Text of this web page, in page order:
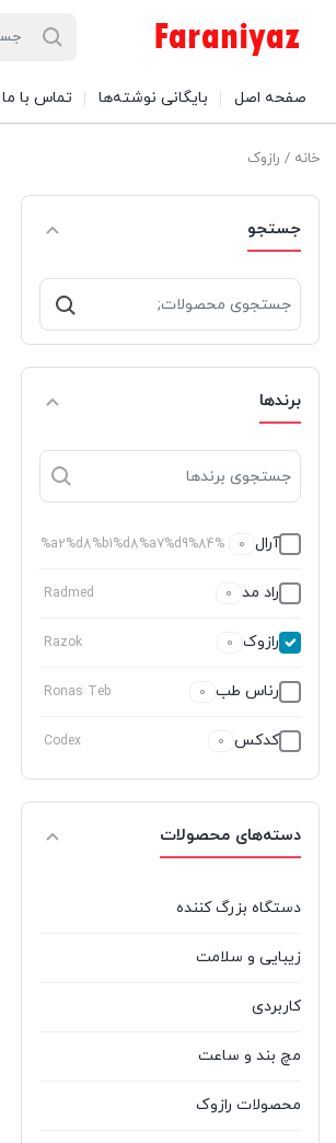
صفحه اصل بایگانی نوشته‌ها تماس با ما
خانه / رازوک
جستجو
برای:
برندها
آرال 0
%d8%a2%d8%b1%d8%a7%d9%84
راد مد 0
Radmed
رازوک 0
Razok
رناس طب 0
Ronas Teb
کدکس 0
Codex
دسته‌های محصولات
دستگاه بزرگ کننده
زیبایی و سلامت
کاربردی
مچ بند و ساعت
محصولات رازوک